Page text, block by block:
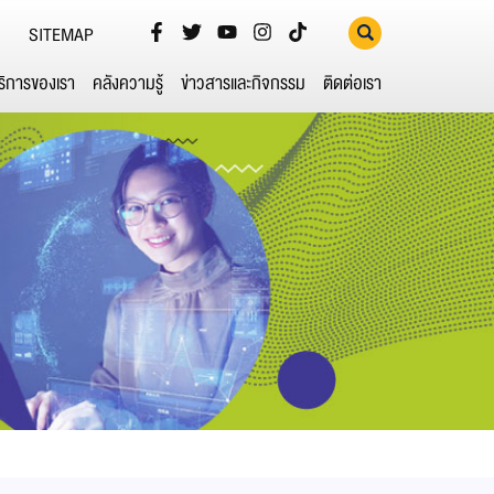
SITEMAP
ารของเรา คลังความรู้ ข่าวสารและกิจกรรม ติดต่อเรา